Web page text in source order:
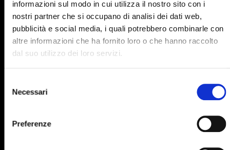
informazioni sul modo in cui utilizza il nostro sito con i
nostri partner che si occupano di analisi dei dati web,
pubblicità e social media, i quali potrebbero combinarle con
altre informazioni che ha fornito loro o che hanno raccolto
dal suo utilizzo dei loro servizi.
delNecessari
Preferenze
900
901 902 903
904
905
906 907
915
925
929